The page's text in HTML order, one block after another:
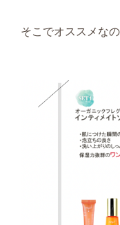
そこでオススメな